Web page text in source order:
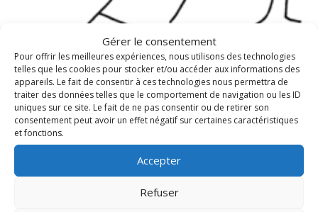
Gérer le consentement
Pour offrir les meilleures expériences, nous utilisons des technologies
telles que les cookies pour stocker et/ou accéder aux informations des
appareils. Le fait de consentir à ces technologies nous permettra de
traiter des données telles que le comportement de navigation ou les ID
uniques sur ce site. Le fait de ne pas consentir ou de retirer son
consentement peut avoir un effet négatif sur certaines caractéristiques
et fonctions.
Accepter
Refuser
Fête du Saint Sacrement, année C